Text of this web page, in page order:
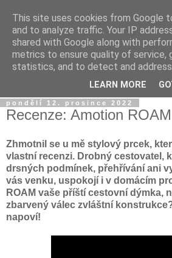
Dýmkařův koutek
Místo pro všechny, kteří se chtějí
vodních dýmek a trochu se pobavit!
pondělí 12. prosince 2022
Recenze: Amotion ROAM
Zhmotnil se u mě stylový prcek,
vlastní recenzi. Drobný cestovatel,
drsných podmínek, přehřívání ani
vás venku, uspokojí i v domácím
ROAM vaše příští cestovní dýmka,
zbarvený válec zvláštní
napoví!
This site uses cookies from Google
and to analyze traffic. Your IP
shared with Google along with
metrics to ensure quality of service,
statistics, and to detect and address
LEARN MORE